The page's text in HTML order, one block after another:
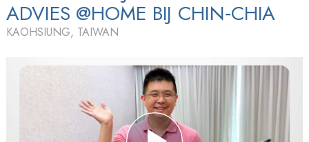
ADVIES @HOME BIJ CHIN‑CHIA
KAOHSIUNG, TAIWAN